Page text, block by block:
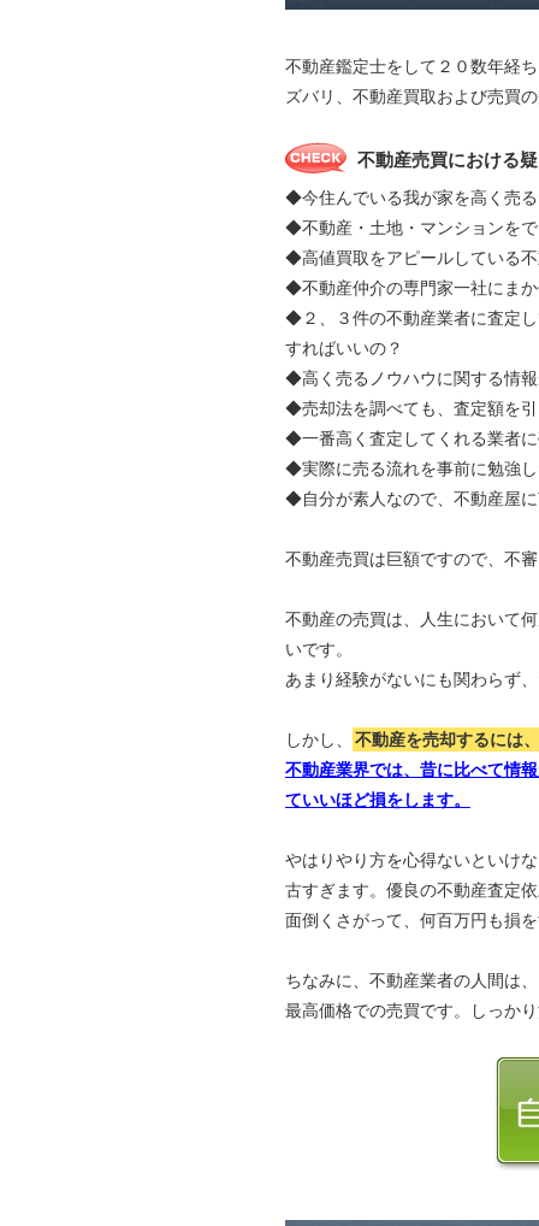
不動産鑑定士をして２０数年経
ズバリ、不動産買取および売買
不動産売買における
◆今住んでいる我が家を高く売
◆不動産・土地・マンションを
◆高値買取をアピールしている
◆不動産仲介の専門家一社にま
◆２、３件の不動産業者に査定
すればいいの？
◆高く売るノウハウに関する情
◆売却法を調べても、査定額を
◆一番高く査定してくれる業者
◆実際に売る流れを事前に勉強
◆自分が素人なので、不動産屋
不動産売買は巨額ですので、不
不動産の売買は、人生において
いです。
あまり経験がないにも関わらず
しかし、
不動産を売却するには
不動産業界では、昔に比べて情
ていいほど損をします。
やはりやり方を心得ないといけ
古すぎます。優良の不動産査定
面倒くさがって、何百万円も損
ちなみに、不動産業者の人間は
最高価格での売買です。しっか